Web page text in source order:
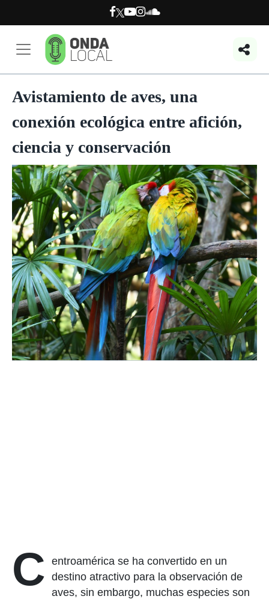
Avistamiento de aves, una
conexión ecológica entre afición,
ciencia y conservación
C entroamérica se ha convertido en un
destino atractivo para la observación de
aves, sin embargo, muchas especies son